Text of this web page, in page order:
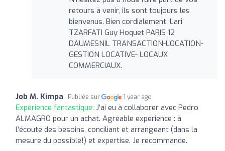
retours à venir, ils sont toujours les
bienvenus. Bien cordialement, Lari
TZARFATI Guy Hoquet PARIS 12
DAUMESNIL TRANSACTION-LOCATION-
GESTION LOCATIVE- LOCAUX
COMMERCIAUX.
Job M. Kimpa Publiée sur 1 year ago
Expérience fantastique: J’ai eu à collaborer avec Pedro
ALMAGRO pour un achat. Agréable expérience : à
l’écoute des besoins, conciliant et arrangeant (dans la
mesure du possible!) et expertise. Je recommande.